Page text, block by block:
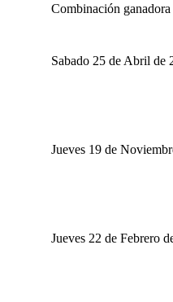
Combinación ganadora
Sabado 25 de Abril de
Jueves 19 de
Jueves 22 de Febrero